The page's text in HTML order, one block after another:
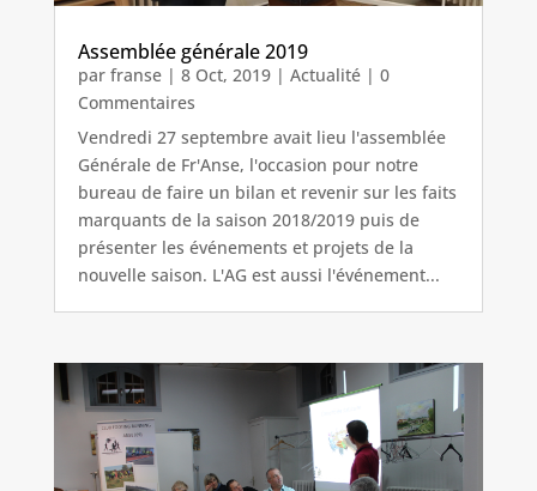
Assemblée générale 2019
par franse| 8 Oct, 2019| Actualité| 0
Commentaires
Vendredi 27 septembre avait lieu l'assemblée
Générale de Fr'Anse, l'occasion pour notre
bureau de faire un bilan et revenir sur les faits
marquants de la saison 2018/2019 puis de
présenter les événements et projets de la
nouvelle saison. L'AG est aussi l'événement...